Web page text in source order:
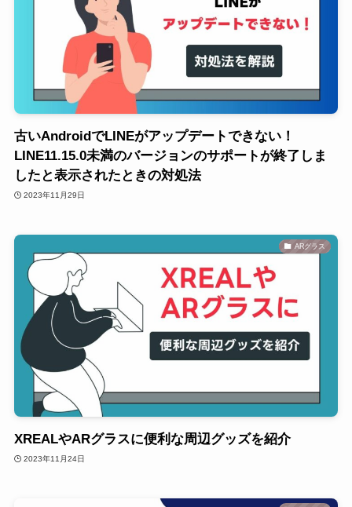
古いAndroidでLINEがアップデートできない！
LINE11.15.0未満のバージョンのサポートが終了しま
したと表示されたときの対処法
2023年11月29日
ARグラス
XREALやARグラスに便利な周辺グッズを紹介
2023年11月24日